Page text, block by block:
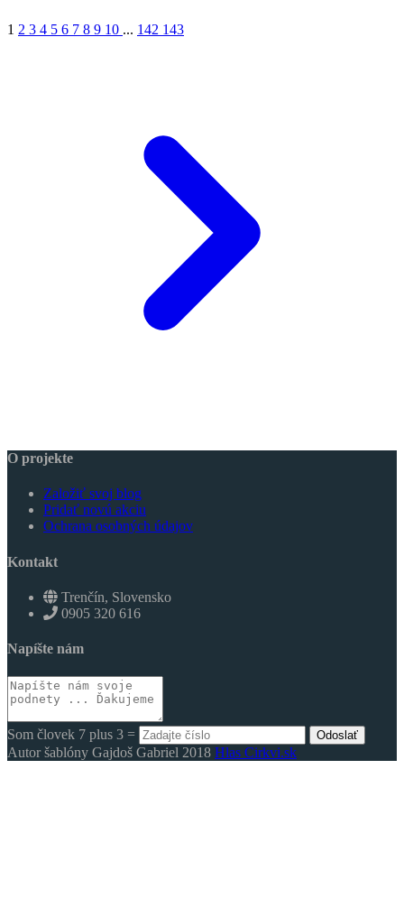
1 2 3 4 5 6 7 8 9 10 ... 142 143
O projekte
Založiť svoj blog
Pridať novú akciu
Ochrana osobných údajov
Kontakt
Trenčín, Slovensko
0905 320 616
Napíšte nám
Som človek 7 plus 3 = Odoslať
Autor šablóny Gajdoš Gabriel 2018 Hlas Cirkvi.sk